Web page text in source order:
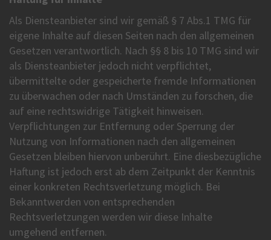
Als Diensteanbieter sind wir gemäß § 7 Abs.1 TMG für
eigene Inhalte auf diesen Seiten nach den allgemeinen
Gesetzen verantwortlich. Nach §§ 8 bis 10 TMG sind wir
als Diensteanbieter jedoch nicht verpflichtet,
übermittelte oder gespeicherte fremde Informationen
zu überwachen oder nach Umständen zu forschen, die
auf eine rechtswidrige Tätigkeit hinweisen.
Verpflichtungen zur Entfernung oder Sperrung der
Nutzung von Informationen nach den allgemeinen
Gesetzen bleiben hiervon unberührt. Eine diesbezügliche
Haftung ist jedoch erst ab dem Zeitpunkt der Kenntnis
einer konkreten Rechtsverletzung möglich. Bei
Bekanntwerden von entsprechenden
Rechtsverletzungen werden wir diese Inhalte
umgehend entfernen.